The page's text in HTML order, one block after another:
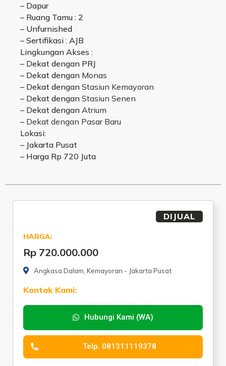
– Dapur
– Ruang Tamu : 2
– Unfurnished
– Sertifikasi : AJB
Lingkungan Akses :
– Dekat dengan PRJ
– Dekat dengan Monas
– Dekat dengan Stasiun Kemayoran
– Dekat dengan Stasiun Senen
– Dekat dengan Atrium
– Dekat dengan Pasar Baru
Lokasi:
– Jakarta Pusat
– Harga Rp 720 Juta
DIJUAL
HARGA:
Rp 720.000.000
Angkasa Dalam, Kemayoran - Jakarta Pusat
Kontak Kami:
Hubungi Kami (WA)
Telp. 081311119378